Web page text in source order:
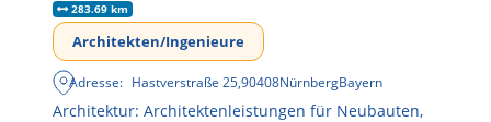
283.69 km
Architekten/Ingenieure
Adresse: Hastverstraße 25,90408NürnbergBayern
Architektur: Architektenleistungen für Neubauten,